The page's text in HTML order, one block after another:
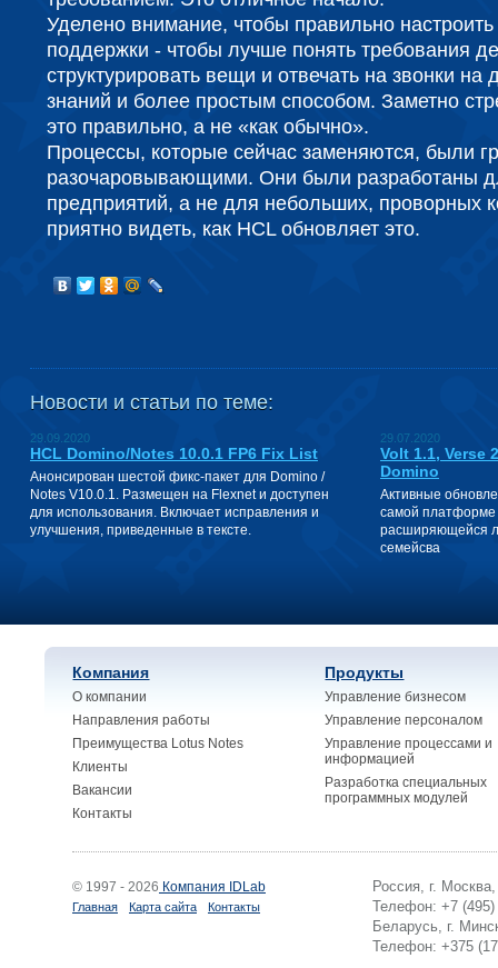
Уделено внимание, чтобы правильно настроить
поддержки - чтобы лучше понять требования
структурировать вещи и отвечать на звонки
знаний и более простым способом. Заметно
это правильно, а не «как обычно».
Процессы, которые сейчас заменяются, были
разочаровывающими. Они были разработаны
предприятий, а не для небольших, проворных
приятно видеть, как HCL обновляет это.
Новости и статьи по теме:
29.09.2020
HCL Domino/Notes 10.0.1 FP6 Fix List
Анонсирован шестой фикс-пакет для Domino /
Notes V10.0.1. Размещен на Flexnet и доступен
для использования. Включает исправления и
улучшения, приведенные в тексте.
29.07.2020
Volt 1.1, Verse
Domino
Активные
самой платформе
расширяющейся
семейсва
Компания
О компании
Направления работы
Преимущества Lotus Notes
Клиенты
Вакансии
Контакты
Продукты
Управление бизнесом
Управление персоналом
Управление процессами и
информацией
Разработка специальных
программных модулей
© 1997 - 2026 Компания IDLab
Главная Карта сайта Контакты
Россия, г.
Телефон: +7 (495)
Беларусь, г.
Телефон: +375